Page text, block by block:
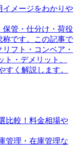
イメージをわかりや
管・仕分け・荷役
称です。この記事で
フト・コンベア・
・デメリット、
すく解説します。
比較！料金相場や
管理・在庫管理な